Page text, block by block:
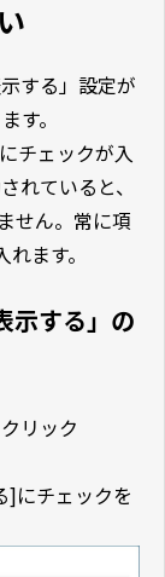
する」設定が
す。
チェックが入
れていると、
せん。常に項
ます。
示する」の
リック
]にチェックを